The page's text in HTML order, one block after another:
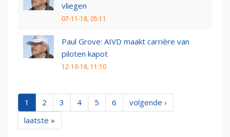
vliegen
07-11-18, 05:11
Paul Grove: AIVD maakt carrière van
piloten kapot
12-10-18, 11:10
1 2 3 4 5 6
volgende ›
laatste »